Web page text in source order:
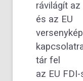
rávilágít az
és az EU
tár fel
az EU